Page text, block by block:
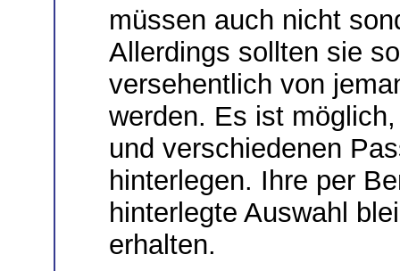
müssen auch nicht
Allerdings sollten sie
versehentlich von
werden. Es ist
und verschiedenen
hinterlegen. Ihre per
hinterlegte Auswahl
erhalten.